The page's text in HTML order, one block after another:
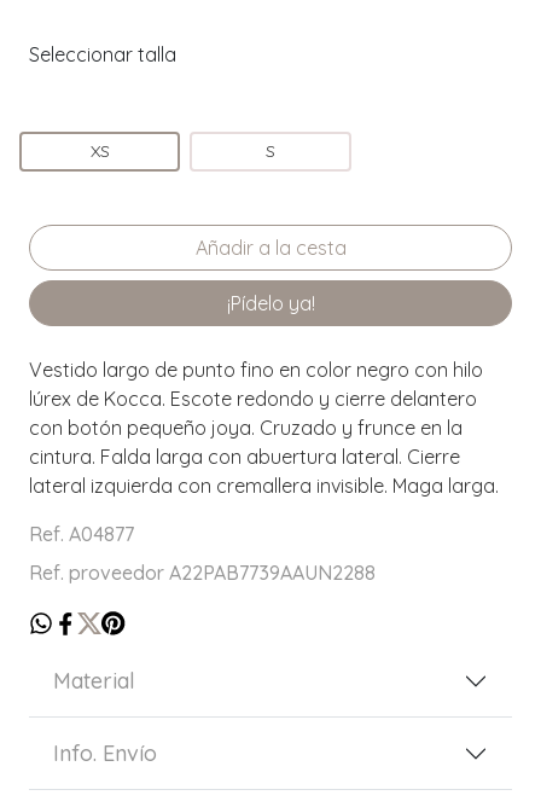
Seleccionar talla
XS S
¡Pídelo ya!
Vestido largo de punto fino en color negro con hilo
lúrex de Kocca. Escote redondo y cierre delantero
con botón pequeño joya. Cruzado y frunce en la
cintura. Falda larga con abuertura lateral. Cierre
lateral izquierda con cremallera invisible. Maga larga.
Ref. A04877
Ref. proveedor A22PAB7739AAUN2288
Material
Info. Envío